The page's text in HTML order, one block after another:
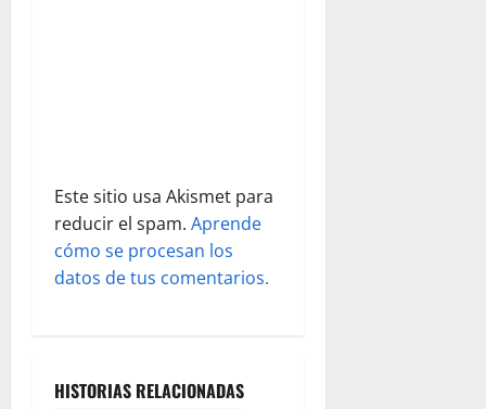
a
s
Este sitio usa Akismet para
reducir el spam. Aprende
cómo se procesan los
datos de tus comentarios.
HISTORIAS RELACIONADAS